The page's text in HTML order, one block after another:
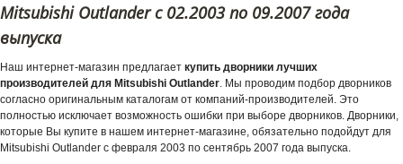
Mitsubishi Outlander с 02.2003 по 09.2007 года
выпуска
Наш интернет-магазин предлагает купить дворники лучших
производителей для Mitsubishi Outlander . Мы проводим подбор дворников
согласно оригинальным каталогам от компаний-производителей. Это
полностью исключает возможность ошибки при выборе дворников. Дворники,
которые Вы купите в нашем интернет-магазине, обязательно подойдут для
Mitsubishi Outlander с февраля 2003 по сентябрь 2007 года выпуска.